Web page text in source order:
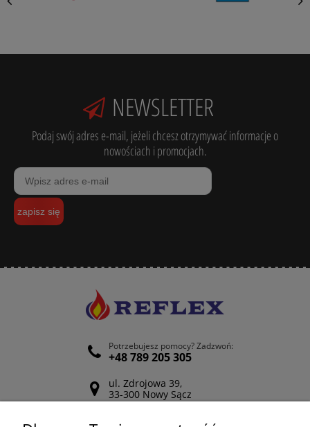
NEWSLETTER
Podaj swój adres e-mail, jeżeli chcesz otrzymywać informacje o
nowościach i promocjach.
zapisz się
Potrzebujesz pomocy? Zadzwoń:
+48 789 205 305
ul. Zdrojowa 39,
33-300 Nowy Sącz
Odwiedź nasz Facebook